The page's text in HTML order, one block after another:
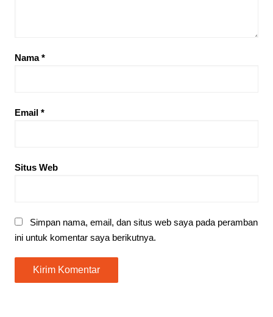
Nama*
Email *
Situs Web
Simpan nama, email, dan situs web saya pada peramban
ini untuk komentar saya berikutnya.